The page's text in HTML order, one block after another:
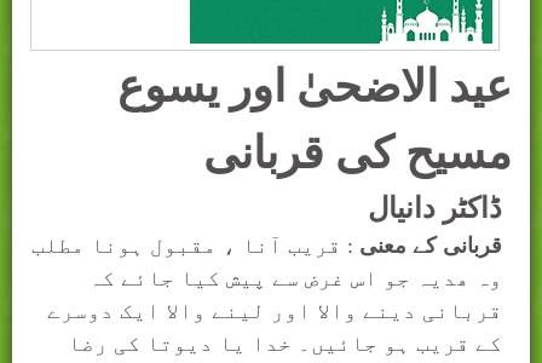
عید الاضحیٰ اور یسوع
مسیح کی قربانی
ڈاکٹر دانیال
قربانی کے معنی : قریب آنا ، مقبول ہونا مطلب
وہ ھدیہ جو اس غرض سے پیش کیا جائے کہ
قربانی دینے والا اور لینے والا ایک دوسرے
کے قریب ہو جائیں۔ خدا یا دیوتا کی رضا